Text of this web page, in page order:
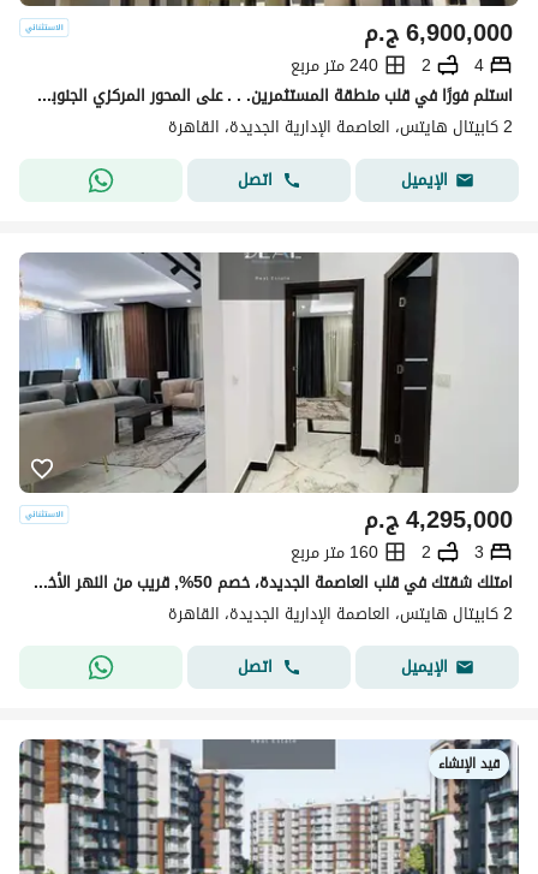
ج.م6,900,000
4
2
240 متر مربع
استلم فورًا في قلب منطقة المستثمرين. . . على المحور المركزي الجنوبي مباشرة!
2 كابيتال هايتس، العاصمة الإدارية الجديدة، القاهرة
الإيميل
اتصل
ج.م4,295,000
3
2
160 متر مربع
امتلك شقتك في قلب العاصمة الجديدة، خصم 50%, قريب من النهر الأخضر والحي الحكومي ومحور محمد بن زايد، وسط لوكيشن مميز وسهولة الوصول لكل حاجة !
2 كابيتال هايتس، العاصمة الإدارية الجديدة، القاهرة
الإيميل
اتصل
قيد الإنشاء